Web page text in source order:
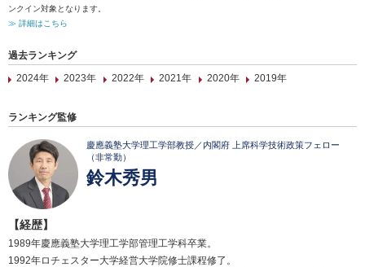
ンクイン対象となります。
≫ 詳細はこちら
過去ランキング
2024年
2023年 2022年 2021年 2020年 2019年
ランキング監修
慶應義塾大学理工学部教授／内閣府 上席科学技術政策フェロー
（非常勤）
鈴木秀男
【経歴】
1989年慶應義塾大学理工学部管理工学科卒業。
1992年ロチェスター大学経営大学院修士課程修了。